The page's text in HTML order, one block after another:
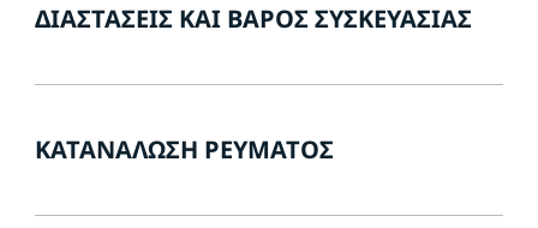
ΔΙΑΣΤΆΣΕΙΣ ΚΑΙ ΒΆΡΟΣ ΣΥΣΚΕΥΑΣΊΑΣ
ΚΑΤΑΝΆΛΩΣΗ ΡΕΎΜΑΤΟΣ